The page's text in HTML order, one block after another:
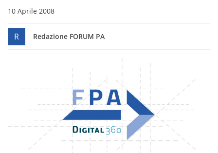
10 Aprile 2008
R Redazione FORUM PA